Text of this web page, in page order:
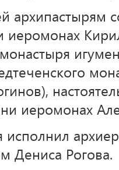
архипастырям
иеромонах
иеромонах
исполнил
Дениса Рогова.